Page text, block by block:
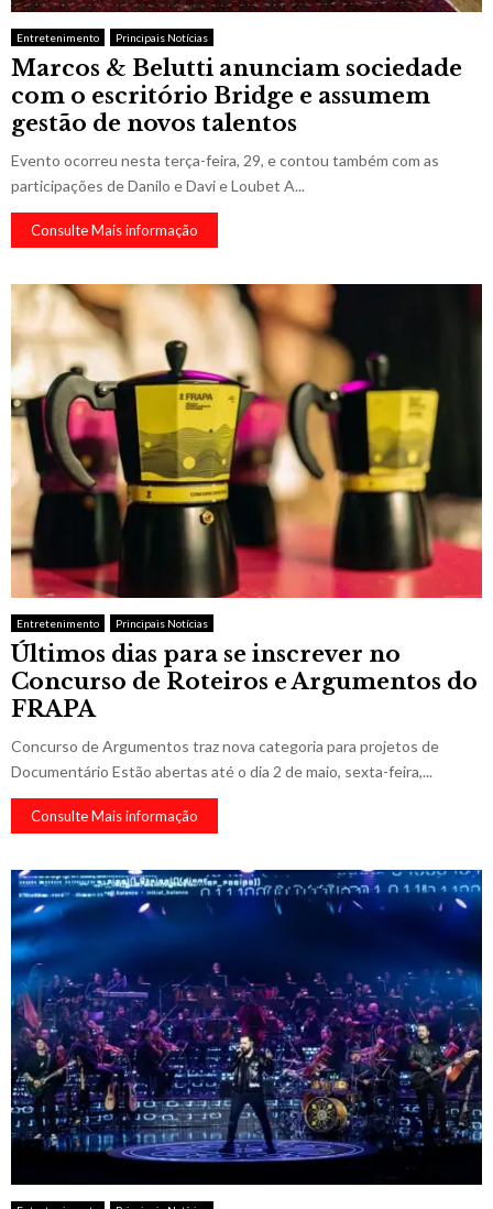
Entretenimento Principais Notícias
Marcos & Belutti anunciam sociedade
com o escritório Bridge e assumem
gestão de novos talentos
Evento ocorreu nesta terça-feira, 29, e contou também com as
participações de Danilo e Davi e Loubet A...
Consulte Mais informação
Entretenimento Principais Notícias
Últimos dias para se inscrever no
Concurso de Roteiros e Argumentos do
FRAPA
Concurso de Argumentos traz nova categoria para projetos de
Documentário Estão abertas até o dia 2 de maio, sexta-feira,...
Consulte Mais informação